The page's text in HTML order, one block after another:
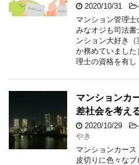
2020/10/31 -
マンション管理士
みなオジも司法
ンション大好き
か務めていまし
理士の資格を有し
マンションカ
差社会を考え
2020/10/29 -
やき
マンションカー
皮切りに色々な